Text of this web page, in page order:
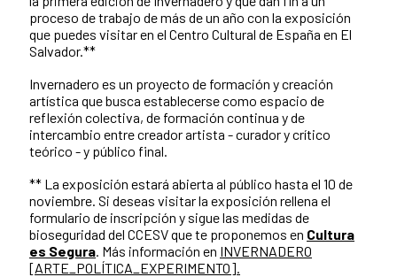
proceso de trabajo de más de un año con la exposición
que puedes visitar en el Centro Cultural de España en El
Salvador.**
Invernadero es un proyecto de formación y creación
artística que busca establecerse como espacio de
reflexión colectiva, de formación continua y de
intercambio entre creador artista - curador y crítico
teórico - y público final.
** La exposición estará abierta al público hasta el 10 de
noviembre. Si deseas visitar la exposición rellena el
formulario de inscripción y sigue las medidas de
bioseguridad del CCESV que te proponemos en Cultura
es Segura . Más información en INVERNADERO
[ARTE_POLÍTICA_EXPERIMENTO].